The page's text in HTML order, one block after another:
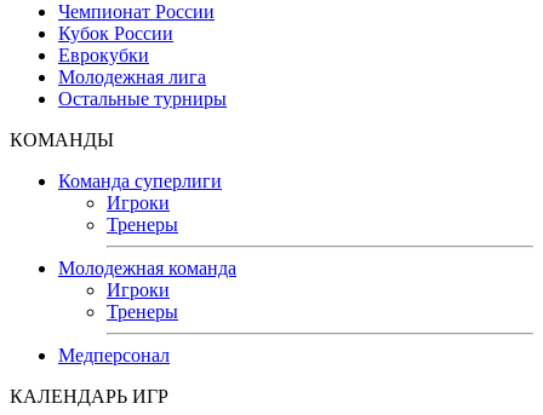
Чемпионат России
Кубок России
Еврокубки
Молодежная лига
Остальные турниры
КОМАНДЫ
Команда суперлиги
Игроки
Тренеры
Молодежная команда
Игроки
Тренеры
Медперсонал
КАЛЕНДАРЬ ИГР